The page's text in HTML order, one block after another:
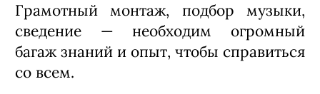
Грамотный монтаж, подбор музыки,
сведение — необходим огромный
багаж знаний и опыт, чтобы справиться
со всем.